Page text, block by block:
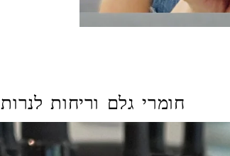
חומרי גלם וריחות לנרות